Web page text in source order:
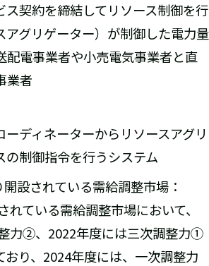
ス契約を締結してリソース制御を行
アグリゲーター）が制御した電力量
配電事業者や小売電気事業者と直
業者
ーディネーターからリソースアグリ
の制御指令を行うシステム
設されている需給調整市場：
れている需給調整市場において、
力②、2022年度には三次調整力①
おり、2024年度には、一次調整力